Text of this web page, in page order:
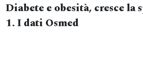
Diabete e obesità, cresce la
1. I dati Osmed